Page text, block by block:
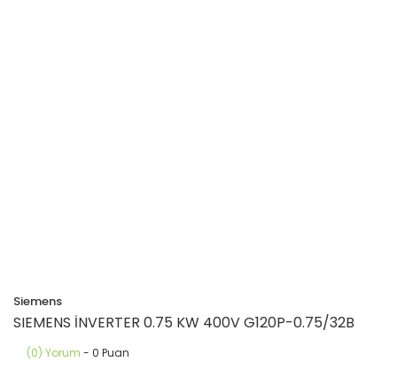
Siemens
SIEMENS İNVERTER 0.75 KW 400V G120P-0.75/32B
(0) Yorum - 0 Puan